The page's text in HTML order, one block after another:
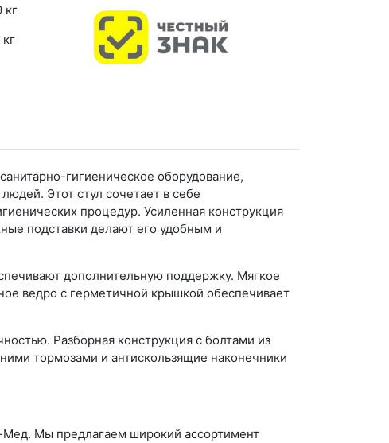
кг
гигиеническое оборудование,
Этот стул сочетает в себе
процедур. Усиленная конструкция
подставки делают его удобным и
дополнительную поддержку. Мягкое
ведро с герметичной крышкой обеспечивает
Разборная конструкция с болтами из
тормозами и антискользящие наконечники
Мед. Мы предлагаем широкий ассортимент